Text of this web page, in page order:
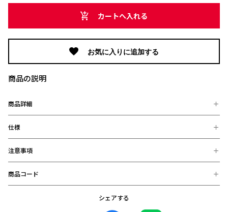
カートへ入れる
お気に入りに追加する
商品の説明
商品詳細
ポスターカレンダーの迫力を凝縮したフォト面と書き込み機能を重視したカ
レンダー面の両面仕様。写真も楽しみつつ、日々の予定も書き込みたい方に
おすすめ！
オフィスや自宅のデスクの上に置いて、毎日をともに闘いましょう！
仕様
【素材】
紙
【サイズ】
卓上紙リングタイプ H15.2cm×W18.2cm×D8cm
注意事項
※お届け後の、お客様都合による、返品、交換は出来ません。ご注意く
ださい。
メーカー・機種・画面設定等により、実際の商品の色と異なって見える
商品コード
シェアする